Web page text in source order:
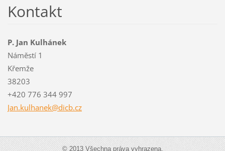
Kontakt
P. Jan Kulhánek
Náměstí 1
Křemže
38203
+420 776 344 997
Jan.kulhanek@dicb.cz
© 2013 Všechna práva vyhrazena.